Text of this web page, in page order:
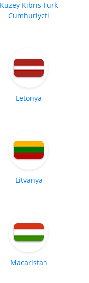
Kuzey Kıbrıs Türk
Cumhuriyeti
Letonya
Litvanya
Macaristan